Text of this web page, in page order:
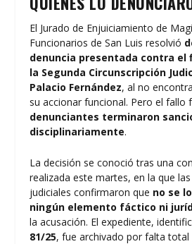
El Jurado de Enjuiciamiento de
Funcionarios de San Luis resolvió
denuncia presentada contra el
la Segunda Circunscripción
Palacio Fernández, al no
su accionar funcional. Pero el fallo
denunciantes terminaron
disciplinariamente.
La decisión se conoció tras una
realizada este martes, en la que
judiciales confirmaron que no se
ningún elemento fáctico ni
la acusación. El expediente,
81/25, fue archivado por falta total